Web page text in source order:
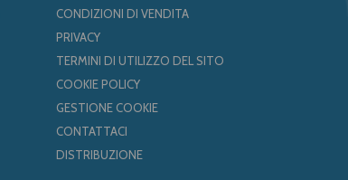
CONDIZIONI DI VENDITA
PRIVACY
TERMINI DI UTILIZZO DEL SITO
COOKIE POLICY
GESTIONE COOKIE
CONTATTACI
DISTRIBUZIONE